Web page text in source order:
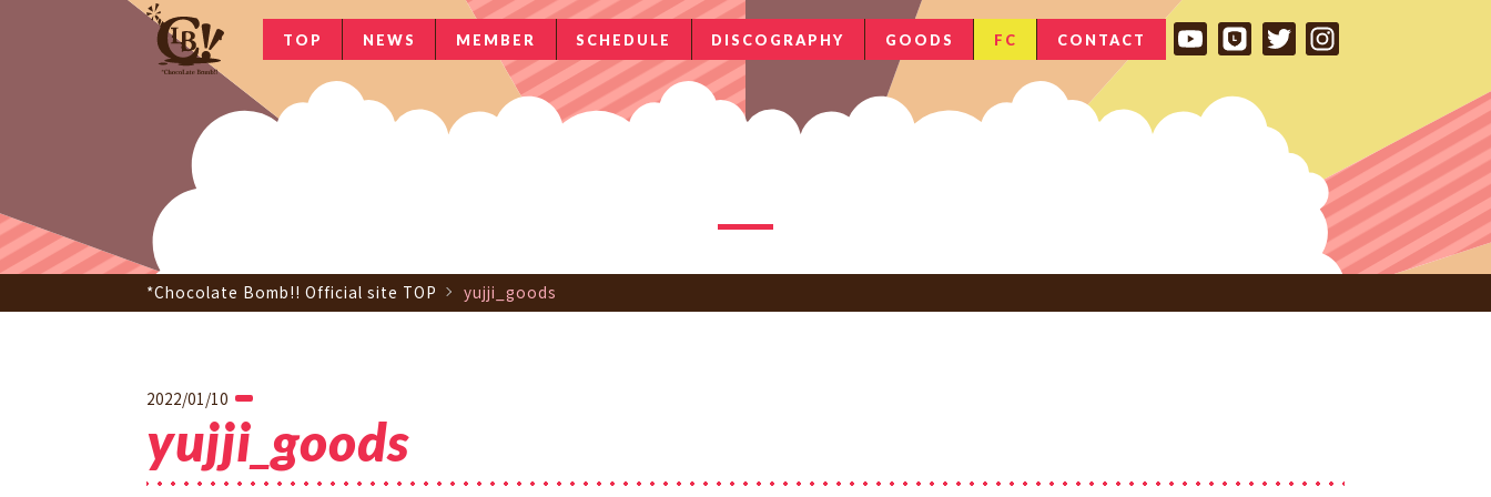
TOP NEWS MEMBER SCHEDULE DISCOGRAPHY GOODS FC CONTACT
*Chocolate Bomb!! Official site TOP yujji_goods
2022/01/10
yujji_goods